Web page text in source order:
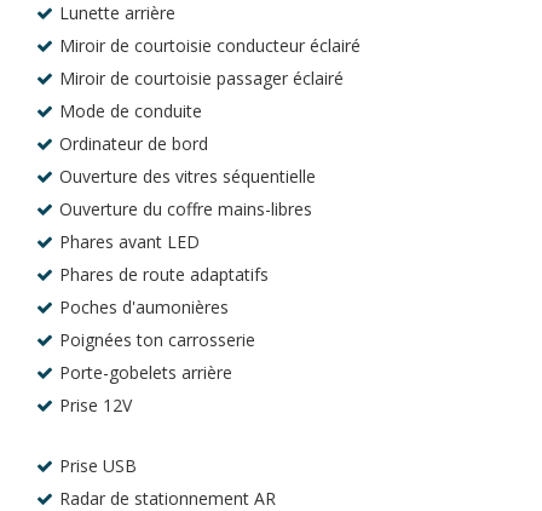
Lunette arrière
Miroir de courtoisie conducteur éclairé
Miroir de courtoisie passager éclairé
Mode de conduite
Ordinateur de bord
Ouverture des vitres séquentielle
Ouverture du coffre mains-libres
Phares avant LED
Phares de route adaptatifs
Poches d'aumonières
Poignées ton carrosserie
Porte-gobelets arrière
Prise 12V
Prise USB
Radar de stationnement AR